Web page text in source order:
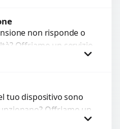
non risponde o
Offriamo un servizio
o
tuo dispositivo sono
Offriamo un
o sostituzione